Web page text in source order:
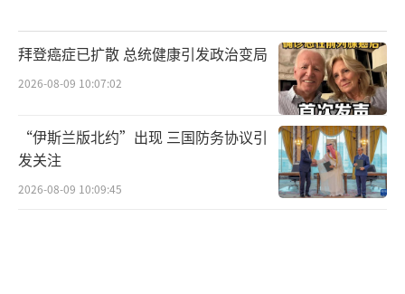
拜登癌症已扩散 总统健康引发政治变局
2026-08-09 10:07:02
“伊斯兰版北约”出现 三国防务协议引
发关注
2026-08-09 10:09:45